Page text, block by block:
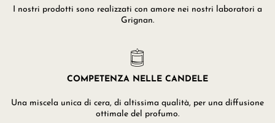
I nostri prodotti sono realizzati con amore nei nostri laboratori a
Grignan.
COMPETENZA NELLE CANDELE
Una miscela unica di cera, di altissima qualità, per una diffusione
ottimale del profumo.